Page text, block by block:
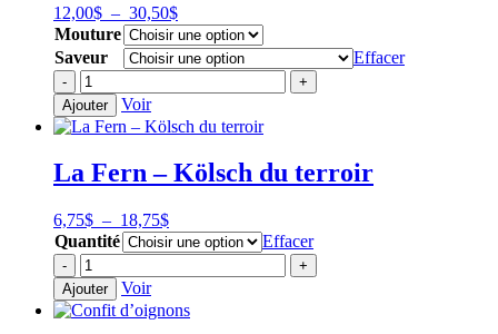
12,00$ – 30,50$Plage
de
prix :
12,00$
à
Mouture
Saveur
Effacer
-
quantité
de
Café
-
+
Ajouter
Voir
La Fern – Kölsch du terroir
6,75$ – 18,75$Plage
de
prix :
6,75$
18,75$
Quantité Effacer
-
quantité
de
La
Fern
+
Ajouter
Voir